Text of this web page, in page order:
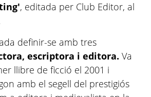
, editada per Club Editor, al
definir-se amb tres
escriptora i editora. Va
llibre de ficció el 2001 i
amb el segell del prestigiós